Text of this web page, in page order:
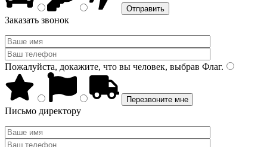
Заказать звонок
Пожалуйста, докажите, что вы человек, выбрав Флаг.
Письмо директору